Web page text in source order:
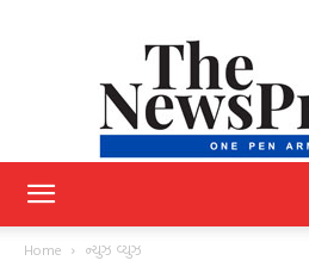
Home ન્યુઝ વ્યુઝ